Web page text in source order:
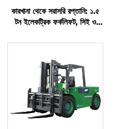
কারখানা থেকে সরাসরি রপ্তানি: ১.৫
টন ইলেকট্রিক ফর্কলিফট, সিই ও
চালিত, সমস্ত প্রকার ভূভাগে